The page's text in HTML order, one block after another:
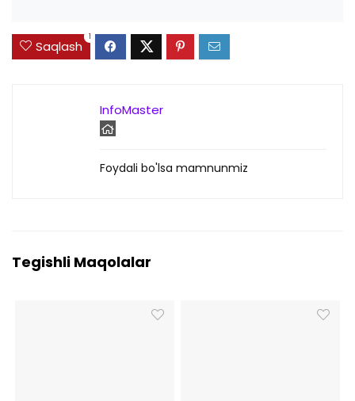
Saqlash
1
InfoMaster
Foydali bo'lsa mamnunmiz
Tegishli Maqolalar